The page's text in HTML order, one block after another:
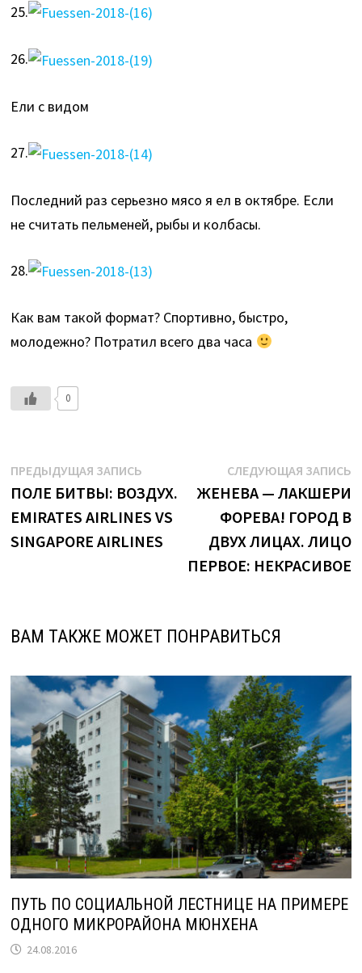
25.
26.
Ели с видом
27.
Последний раз серьезно мясо я ел в октябре. Если
не считать пельменей, рыбы и колбасы.
28.
Как вам такой формат? Спортивно, быстро,
молодежно? Потратил всего два часа
0
Навигация
по
записям
ПРЕДЫДУЩАЯ ЗАПИСЬ
запись:
ПОЛЕ БИТВЫ: ВОЗДУХ.
EMIRATES AIRLINES VS
SINGAPORE AIRLINES
СЛЕДУЮЩАЯ ЗАПИСЬ
ЖЕНЕВА — ЛАКШЕРИ
ФОРЕВА! ГОРОД В
ДВУХ ЛИЦАХ. ЛИЦО
ПЕРВОЕ: НЕКРАСИВОЕ
ВАМ ТАКЖЕ МОЖЕТ ПОНРАВИТЬСЯ
ПУТЬ ПО СОЦИАЛЬНОЙ ЛЕСТНИЦЕ НА ПРИМЕРЕ
ОДНОГО МИКРОРАЙОНА МЮНХЕНА
24.08.2016